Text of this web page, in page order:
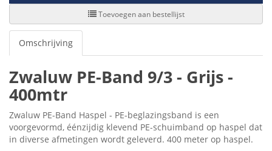
Toevoegen aan bestellijst
Omschrijving
Zwaluw PE-Band 9/3 - Grijs -
400mtr
Zwaluw PE-Band Haspel - PE-beglazingsband is een
voorgevormd, éénzijdig klevend PE-schuimband op haspel dat
in diverse afmetingen wordt geleverd. 400 meter op haspel.